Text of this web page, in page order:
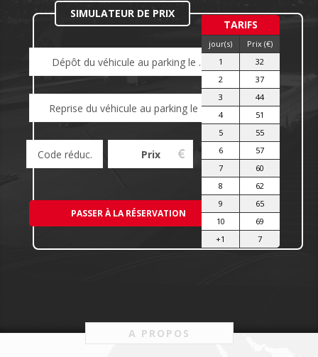
SIMULATEUR DE PRIX
TARIFS
jour(s)
Prix (€)
1
32
2
37
3
44
4
51
5
55
6
57
7
60
8
62
9
65
10
69
+1
7
A PROPOS